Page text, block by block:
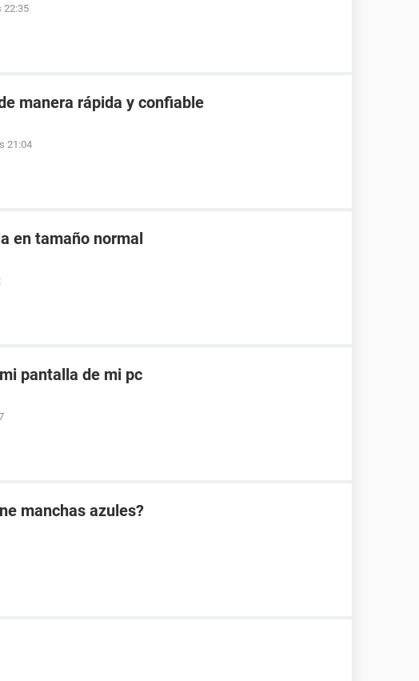
22:35
manera rápida y confiable
21:04
en tamaño normal
pantalla de mi pc
manchas azules?